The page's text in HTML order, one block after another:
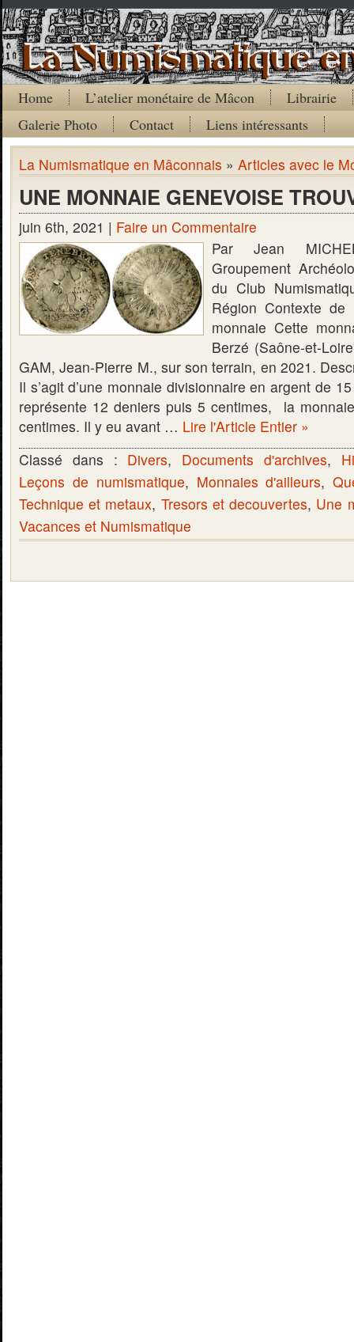
Home L’atelier monétaire de Mâcon
Librairie
Galerie Photo
Contact Liens intéressants
La Numismatique en Mâconnais » Articles avec le
UNE MONNAIE GENEVOISE
juin 6th, 2021 | Faire un Commentaire
Par Jean
Groupement
du Club
Région Contexte
monnaie Cette
Berzé (Saône-et-
GAM, Jean-Pierre M., sur son terrain, en 2021.
Il s’agit d’une monnaie divisionnaire en argent de
représente 12 deniers puis 5 centimes, la
centimes. Il y eu avant … Lire l'Article Entier »
Classé dans : Divers, Documents d'archives,
Leçons de numismatique, Monnaies d'ailleurs,
Technique et metaux, Tresors et decouvertes, Une
Vacances et Numismatique